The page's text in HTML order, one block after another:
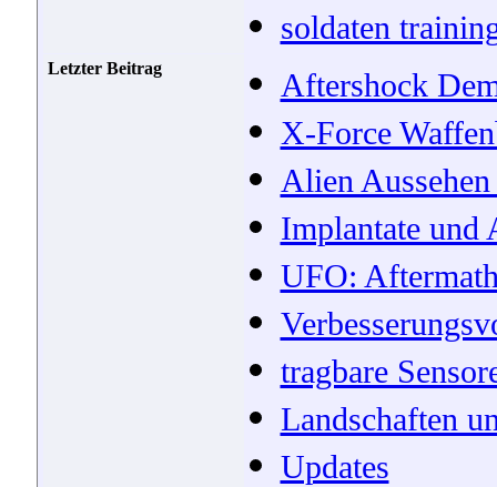
soldaten
Letzter Beitrag
Aftershock
X-Force
Alien
Implantate und
UFO:
tragbare
Landschaften
Updates